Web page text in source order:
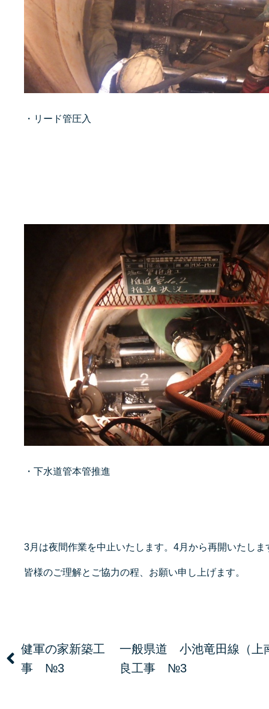
・リード管圧入
・下水道管本管推進
3月は夜間作業を中止いたします。 4月から再開いたしま
皆様のご理解とご協力の程、お願い申し上げます。
健軍の家新築工
事 №3
一般県道 小池竜田線（上
良工事 №3